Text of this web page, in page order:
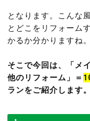
となります。こんな
とどこをリフォーム
かるか分かりますね。
そこで今回は、「メ
他のリフォーム」＝
ランをご紹介します。